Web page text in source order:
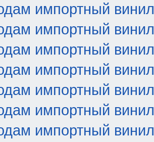
импортный винил
импортный винил
импортный винил
импортный винил
импортный винил
импортный винил
импортный винил